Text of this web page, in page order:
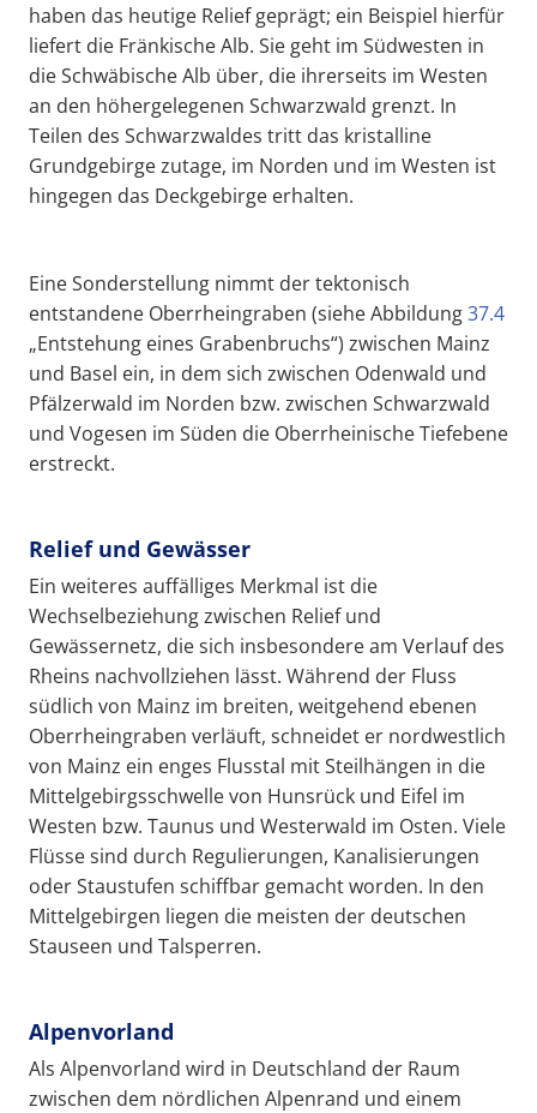
haben das heutige Relief geprägt; ein Beispiel hierfür
liefert die Fränkische Alb. Sie geht im Südwesten in
die Schwäbische Alb über, die ihrerseits im Westen
an den höhergelegenen Schwarzwald grenzt. In
Teilen des Schwarzwaldes tritt das kristalline
Grundgebirge zutage, im Norden und im Westen ist
hingegen das Deckgebirge erhalten.
Eine Sonderstellung nimmt der tektonisch
entstandene Oberrheingraben (siehe Abbildung37.4
„Entstehung eines Grabenbruchs“) zwischen Mainz
und Basel ein, in dem sich zwischen Odenwald und
Pfälzerwald im Norden bzw. zwischen Schwarzwald
und Vogesen im Süden die Oberrheinische Tiefebene
erstreckt.
Relief und Gewässer
Ein weiteres auffälliges Merkmal ist die
Wechselbeziehung zwischen Relief und
Gewässernetz, die sich insbesondere am Verlauf des
Rheins nachvollziehen lässt. Während der Fluss
südlich von Mainz im breiten, weitgehend ebenen
Oberrheingraben verläuft, schneidet er nordwestlich
von Mainz ein enges Flusstal mit Steilhängen in die
Mittelgebirgsschwelle von Hunsrück und Eifel im
Westen bzw. Taunus und Westerwald im Osten. Viele
Flüsse sind durch Regulierungen, Kanalisierungen
oder Staustufen schiffbar gemacht worden. In den
Mittelgebirgen liegen die meisten der deutschen
Stauseen und Talsperren.
Alpenvorland
Als Alpenvorland wird in Deutschland der Raum
zwischen dem nördlichen Alpenrand und einem